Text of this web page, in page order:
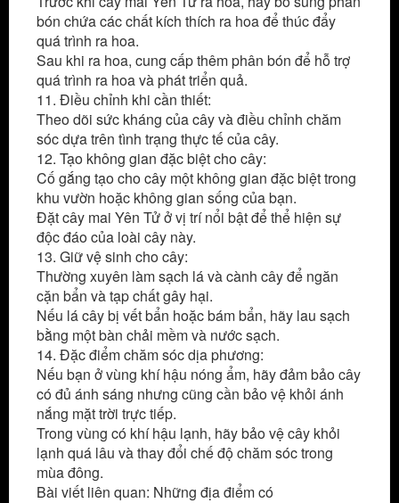
bón chứa các chất kích thích ra hoa để thúc đẩy
quá trình ra hoa.
Sau khi ra hoa, cung cấp thêm phân bón để hỗ trợ
quá trình ra hoa và phát triển quả.
11. Điều chỉnh khi cần thiết:
Theo dõi sức kháng của cây và điều chỉnh chăm
sóc dựa trên tình trạng thực tế của cây.
12. Tạo không gian đặc biệt cho cây:
Cố gắng tạo cho cây một không gian đặc biệt trong
khu vườn hoặc không gian sống của bạn.
Đặt cây mai Yên Tử ở vị trí nổi bật để thể hiện sự
độc đáo của loài cây này.
13. Giữ vệ sinh cho cây:
Thường xuyên làm sạch lá và cành cây để ngăn
cặn bẩn và tạp chất gây hại.
Nếu lá cây bị vết bẩn hoặc bám bẩn, hãy lau sạch
bằng một bàn chải mềm và nước sạch.
14. Đặc điểm chăm sóc dịa phương:
Nếu bạn ở vùng khí hậu nóng ẩm, hãy đảm bảo cây
có đủ ánh sáng nhưng cũng cần bảo vệ khỏi ánh
nắng mặt trời trực tiếp.
Trong vùng có khí hậu lạnh, hãy bảo vệ cây khỏi
lạnh quá lâu và thay đổi chế độ chăm sóc trong
mùa đông.
Bài viết liên quan: Những địa điểm có